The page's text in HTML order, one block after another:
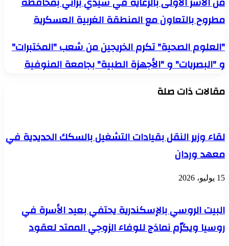
صندوق
تحيا
إلى
آلاف
من
الأسر
سيدي
بمحافظة
بالتعاون
العسكرية
مطروح بالتعاون مع المنطقة الغربية العسكرية
"العلوم
الصحية"
تكرم
الخريجين
شعب
"الأجهزة
بجامعة
"العلوم الصحية" تكرم الخريجين من شعب "المختبرات"
و "البصريات" و "الأجهزة الطبية" بجامعة المنوفية
مقالات ذات صلة
لقاء وزير النقل بقيادات التشغيل بالسكك الحديدية في
معهد وردان
15 يوليو، 2026
البيت الروسي بالإسكندرية يحتفي بعيد الأسرة في
روسيا ويكرّم نماذج للوفاء الزوجي الممتد لعقود